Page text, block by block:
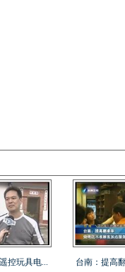
控玩具电... 台南：提高